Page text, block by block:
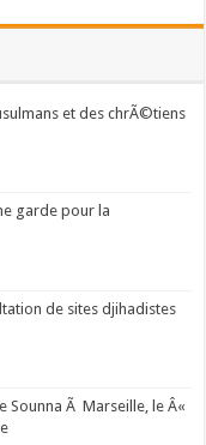
et des chrÃ©tiens
garde pour la
de sites djihadistes
Sounna Ã Marseille, le Â«